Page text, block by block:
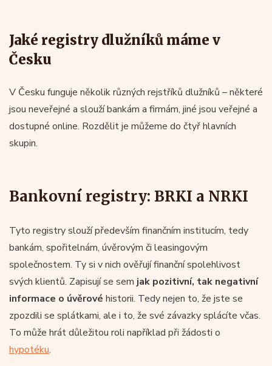
Jaké registry dlužníků máme v
Česku
V Česku funguje několik různých rejstříků dlužníků – některé
jsou neveřejné a slouží bankám a firmám, jiné jsou veřejné a
dostupné online. Rozdělit je můžeme do čtyř hlavních
skupin.
Bankovní registry: BRKI a NRKI
Tyto registry slouží především finančním institucím, tedy
bankám, spořitelnám, úvěrovým či leasingovým
společnostem. Ty si v nich ověřují finanční spolehlivost
svých klientů. Zapisují se sem jak pozitivní, tak negativní
informace o úvěrové historii. Tedy nejen to, že jste se
zpozdili se splátkami, ale i to, že své závazky splácíte včas.
To může hrát důležitou roli například při žádosti o
hypotéku.